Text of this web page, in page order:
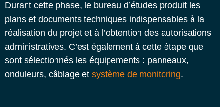
Durant cette phase, le bureau d’études produit les
plans et documents techniques indispensables à la
réalisation du projet et à l’obtention des autorisations
administratives. C’est également à cette étape que
sont sélectionnés les équipements : panneaux,
onduleurs, câblage et système de monitoring.